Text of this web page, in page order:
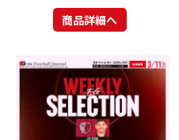
商品詳細へ